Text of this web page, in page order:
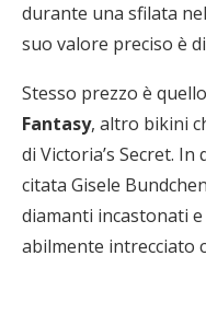
durante una sfilata
suo valore preciso è
Stesso prezzo è
Fantasy, altro bikini
di Victoria’s Secret.
citata Gisele
diamanti incastonati
abilmente intrecciato